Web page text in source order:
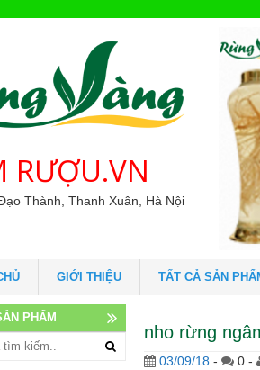
RƯỢU.VN
Thành, Thanh Xuân, Hà Nội
GIỚI THIỆU TẤT CẢ SẢN
nho rừng
03/09/18 - 0 -
PHẨM